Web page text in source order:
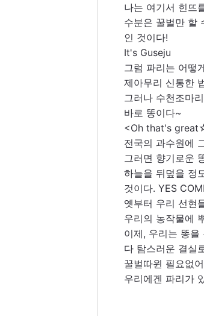
나는 여기서 힌뜨
수분은 꿀벌만 할
인 것이다!
It's Guseju
그럼 파리는 어떻
제아무리 신통한
그러나 수천조마
바로 똥이다~
<Oh that's
전국의 과수원에
그러면 향기로운
하늘을 뒤덮을 정
것이다. YES
옛부터 우리 선현
우리의 농작물에
이제, 우리는 똥
다 탐스러운 결실
꿀벌따윈 필요없
우리에겐 파리가